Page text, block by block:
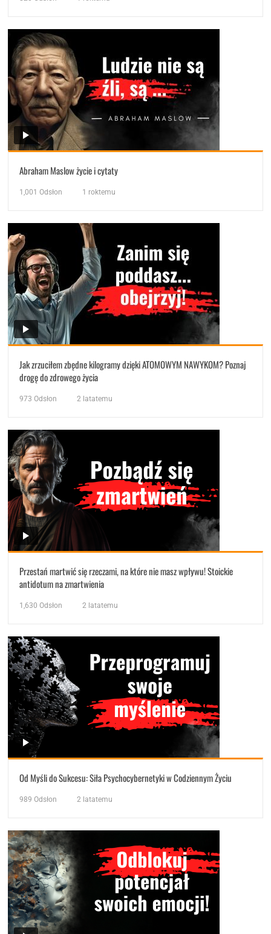
Abraham Maslow życie i cytaty
1,001 Odsłon 1 roktemu
Jak zrzuciłem zbędne kilogramy dzięki ATOMOWYM NAWYKOM? Poznaj
drogę do zdrowego życia
973 Odsłon 2 latatemu
Przestań martwić się rzeczami, na które nie masz wpływu! Stoickie
antidotum na zmartwienia
1,630 Odsłon 2 latatemu
Od Myśli do Sukcesu: Siła Psychocybernetyki w Codziennym Życiu
989 Odsłon 2 latatemu